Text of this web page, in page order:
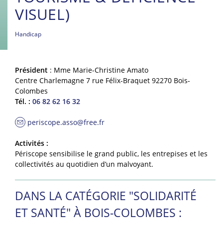
VISUEL)
Handicap
Président : Mme Marie-Christine Amato
Centre Charlemagne 7 rue Félix-Braquet 92270 Bois-
Colombes
Tél. : 06 82 62 16 32
periscope.asso@free.fr
Activités :
Périscope sensibilise le grand public, les entrepises et les
collectivités au quotidien d’un malvoyant.
DANS LA CATÉGORIE "SOLIDARITÉ
ET SANTÉ" À BOIS-COLOMBES :